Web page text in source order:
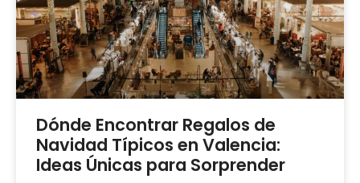
Dónde Encontrar Regalos de
Navidad Típicos en Valencia:
Ideas Únicas para Sorprender